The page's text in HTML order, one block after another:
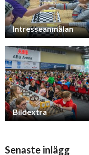
Schack
Lär dig
Patt – då
Rockad –
Intresseanmälan
Bildextra
Senaste inlägg